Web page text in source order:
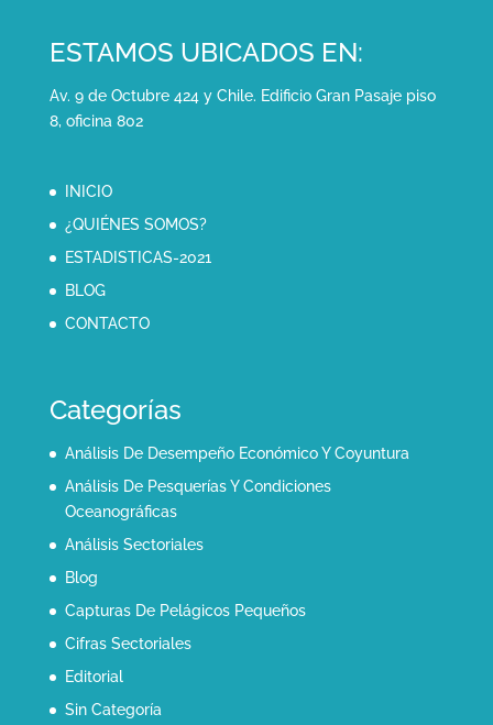
ESTAMOS UBICADOS EN:
Av. 9 de Octubre 424 y Chile. Edificio Gran Pasaje piso
8, oficina 802
INICIO
¿QUIÉNES SOMOS?
ESTADISTICAS-2021
BLOG
CONTACTO
Categorías
Análisis De Desempeño Económico Y Coyuntura
Análisis De Pesquerías Y Condiciones
Oceanográficas
Análisis Sectoriales
Blog
Capturas De Pelágicos Pequeños
Cifras Sectoriales
Editorial
Sin Categoría